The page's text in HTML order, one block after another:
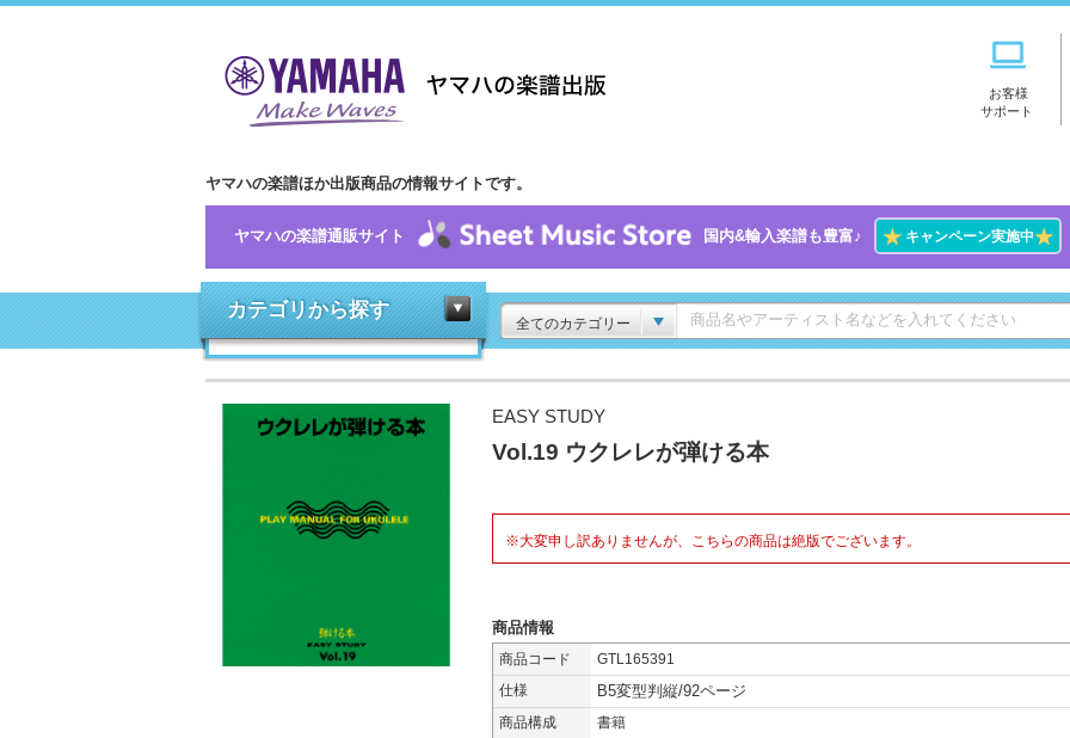
お客様
サポート
ヤマハの楽譜ほか出版商品の情報サイトです。
ヤマハの楽譜通販サイト 国内&輸入楽譜も豊富♪ ★キャンペーン実施中★
カテゴリから探す
全てのカテゴリー
EASY STUDY
Vol.19 ウクレレが弾ける本
※大変申し訳ありませんが、こちらの商品は絶版でございます。
商品情報
商品コード
GTL165391
仕様
B5変型判縦/92ページ
商品構成
書籍